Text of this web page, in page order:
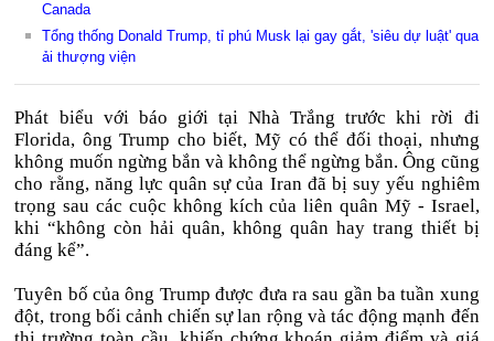
Canada
Tổng thống Donald Trump, tỉ phú Musk lại gay gắt, 'siêu dự luật' qua
ải thượng viện
Phát biểu với báo giới tại Nhà Trắng trước khi rời đi
Florida, ông Trump cho biết, Mỹ có thể đối thoại, nhưng
không muốn ngừng bắn và không thể ngừng bắn. Ông cũng
cho rằng, năng lực quân sự của Iran đã bị suy yếu nghiêm
trọng sau các cuộc không kích của liên quân Mỹ - Israel,
khi “không còn hải quân, không quân hay trang thiết bị
đáng kể”.
Tuyên bố của ông Trump được đưa ra sau gần ba tuần xung
đột, trong bối cảnh chiến sự lan rộng và tác động mạnh đến